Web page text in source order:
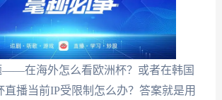
——在海外怎么看欧洲杯？或者在韩国
直播当前IP受限制怎么办？答案就是用